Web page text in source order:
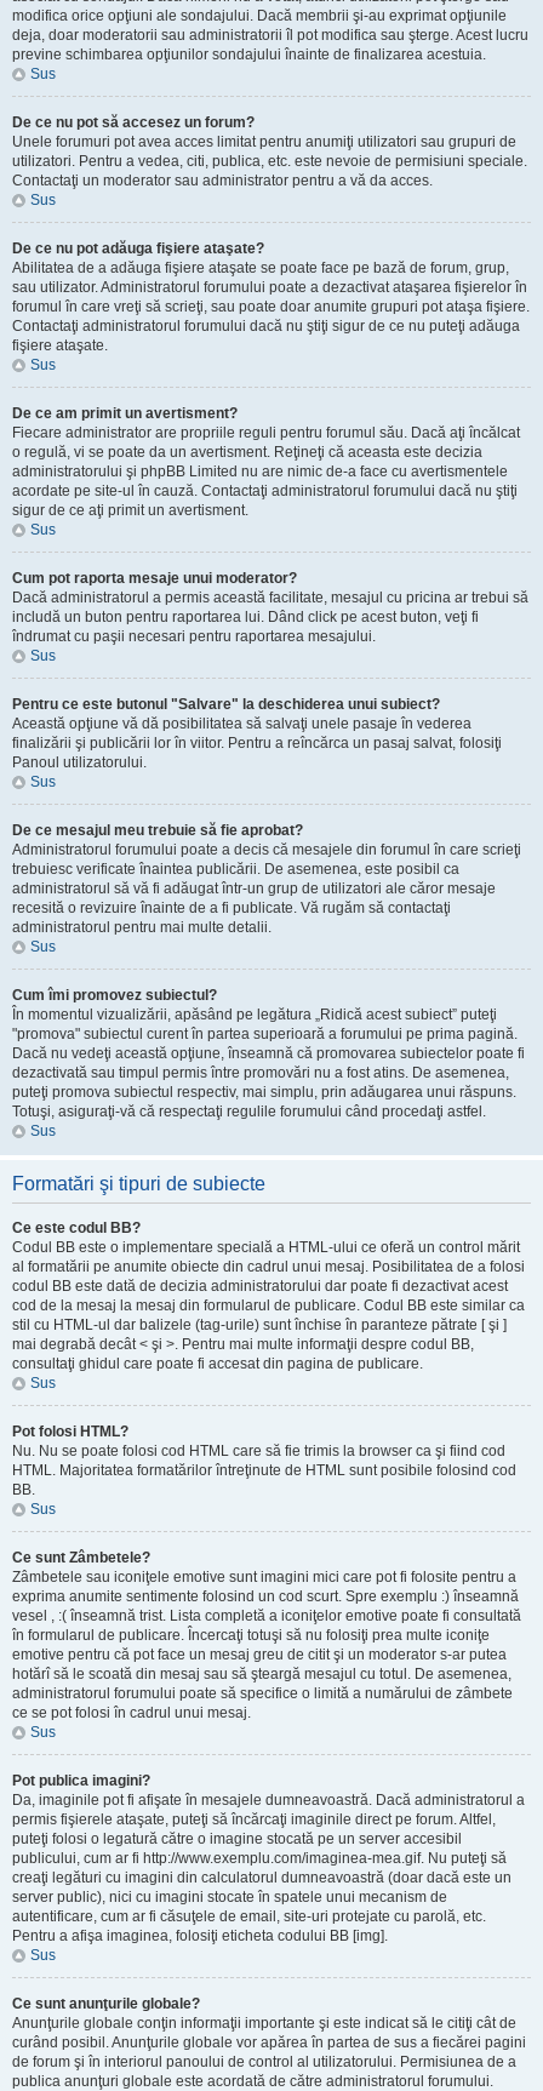
modifica orice opţiuni ale sondajului. Dacă membrii şi-au exprimat opţiunile
deja, doar moderatorii sau administratorii îl pot modifica sau şterge. Acest lucru
previne schimbarea opţiunilor sondajului înainte de finalizarea acestuia.
Sus
De ce nu pot să accesez un forum?
Unele forumuri pot avea acces limitat pentru anumiţi utilizatori sau grupuri de
utilizatori. Pentru a vedea, citi, publica, etc. este nevoie de permisiuni speciale.
Contactaţi un moderator sau administrator pentru a vă da acces.
Sus
De ce nu pot adăuga fişiere ataşate?
Abilitatea de a adăuga fişiere ataşate se poate face pe bază de forum, grup,
sau utilizator. Administratorul forumului poate a dezactivat ataşarea fişierelor în
forumul în care vreţi să scrieţi, sau poate doar anumite grupuri pot ataşa fişiere.
Contactaţi administratorul forumului dacă nu ştiţi sigur de ce nu puteţi adăuga
fişiere ataşate.
Sus
De ce am primit un avertisment?
Fiecare administrator are propriile reguli pentru forumul său. Dacă aţi încălcat
o regulă, vi se poate da un avertisment. Reţineţi că aceasta este decizia
administratorului şi phpBB Limited nu are nimic de-a face cu avertismentele
acordate pe site-ul în cauză. Contactaţi administratorul forumului dacă nu ştiţi
sigur de ce aţi primit un avertisment.
Sus
Cum pot raporta mesaje unui moderator?
Dacă administratorul a permis această facilitate, mesajul cu pricina ar trebui să
includă un buton pentru raportarea lui. Dând click pe acest buton, veţi fi
îndrumat cu paşii necesari pentru raportarea mesajului.
Sus
Pentru ce este butonul "Salvare" la deschiderea unui subiect?
Această opţiune vă dă posibilitatea să salvaţi unele pasaje în vederea
finalizării şi publicării lor în viitor. Pentru a reîncărca un pasaj salvat, folosiţi
Panoul utilizatorului.
Sus
De ce mesajul meu trebuie să fie aprobat?
Administratorul forumului poate a decis că mesajele din forumul în care scrieţi
trebuiesc verificate înaintea publicării. De asemenea, este posibil ca
administratorul să vă fi adăugat într-un grup de utilizatori ale căror mesaje
recesită o revizuire înainte de a fi publicate. Vă rugăm să contactaţi
administratorul pentru mai multe detalii.
Sus
Cum îmi promovez subiectul?
În momentul vizualizării, apăsând pe legătura „Ridică acest subiect” puteţi
"promova" subiectul curent în partea superioară a forumului pe prima pagină.
Dacă nu vedeţi această opţiune, înseamnă că promovarea subiectelor poate fi
dezactivată sau timpul permis între promovări nu a fost atins. De asemenea,
puteţi promova subiectul respectiv, mai simplu, prin adăugarea unui răspuns.
Totuşi, asiguraţi-vă că respectaţi regulile forumului când procedaţi astfel.
Sus
Formatări şi tipuri de subiecte
Ce este codul BB?
Codul BB este o implementare specială a HTML-ului ce oferă un control mărit
al formatării pe anumite obiecte din cadrul unui mesaj. Posibilitatea de a folosi
codul BB este dată de decizia administratorului dar poate fi dezactivat acest
cod de la mesaj la mesaj din formularul de publicare. Codul BB este similar ca
stil cu HTML-ul dar balizele (tag-urile) sunt închise în paranteze pătrate [ şi ]
mai degrabă decât < şi >. Pentru mai multe informaţii despre codul BB,
consultaţi ghidul care poate fi accesat din pagina de publicare.
Sus
Pot folosi HTML?
Nu. Nu se poate folosi cod HTML care să fie trimis la browser ca şi fiind cod
HTML. Majoritatea formatărilor întreţinute de HTML sunt posibile folosind cod
BB.
Sus
Ce sunt Zâmbetele?
Zâmbetele sau iconiţele emotive sunt imagini mici care pot fi folosite pentru a
exprima anumite sentimente folosind un cod scurt. Spre exemplu :) înseamnă
vesel , :( înseamnă trist. Lista completă a iconiţelor emotive poate fi consultată
în formularul de publicare. Încercaţi totuşi să nu folosiţi prea multe iconiţe
emotive pentru că pot face un mesaj greu de citit şi un moderator s-ar putea
hotărî să le scoată din mesaj sau să şteargă mesajul cu totul. De asemenea,
administratorul forumului poate să specifice o limită a numărului de zâmbete
ce se pot folosi în cadrul unui mesaj.
Sus
Pot publica imagini?
Da, imaginile pot fi afişate în mesajele dumneavoastră. Dacă administratorul a
permis fişierele ataşate, puteţi să încărcaţi imaginile direct pe forum. Altfel,
puteţi folosi o legatură către o imagine stocată pe un server accesibil
publicului, cum ar fi http://www.exemplu.com/imaginea-mea.gif. Nu puteţi să
creaţi legături cu imagini din calculatorul dumneavoastră (doar dacă este un
server public), nici cu imagini stocate în spatele unui mecanism de
autentificare, cum ar fi căsuţele de email, site-uri protejate cu parolă, etc.
Pentru a afişa imaginea, folosiţi eticheta codului BB [img].
Sus
Ce sunt anunţurile globale?
Anunţurile globale conţin informaţii importante şi este indicat să le citiţi cât de
curând posibil. Anunţurile globale vor apărea în partea de sus a fiecărei pagini
de forum şi în interiorul panoului de control al utilizatorului. Permisiunea de a
publica anunţuri globale este acordată de către administratorul forumului.